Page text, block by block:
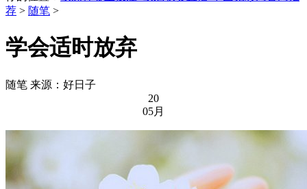
荐 > 随笔 >
学会适时放弃
随笔 来源：好日子
20
05月